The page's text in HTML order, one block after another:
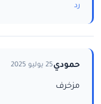
رد
حمودي25 يوليو 2025
مزخرف